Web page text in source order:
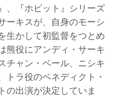
、『ホビット』シリーズ
ーキスが、自身のモーシ
生かして初監督をつとめ
熊役にアンディ・サーキ
チャン・ベール、ニシキ
ラ役のベネディクト・
の出演が決定していま